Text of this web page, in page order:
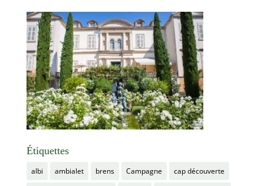
Étiquettes
albi ambialet brens Campagne cap découverte